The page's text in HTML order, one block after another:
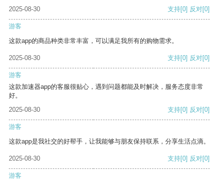
2025-08-30 支持[0] 反对[0]
游客
这款app的商品种类非常丰富，可以满足我所有的购物需求。
2025-08-30 支持[0] 反对[0]
游客
这款加速器app的客服很贴心，遇到问题都能及时解决，服务态度非常
好。
2025-08-30
支持[0] 反对[0]
游客
这款app是我社交的好帮手，让我能够与朋友保持联系，分享生活点滴。
2025-08-30 支持[0] 反对[0]
游客